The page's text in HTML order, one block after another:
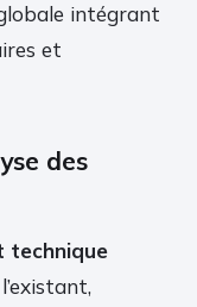
intégrant
et
des
technique